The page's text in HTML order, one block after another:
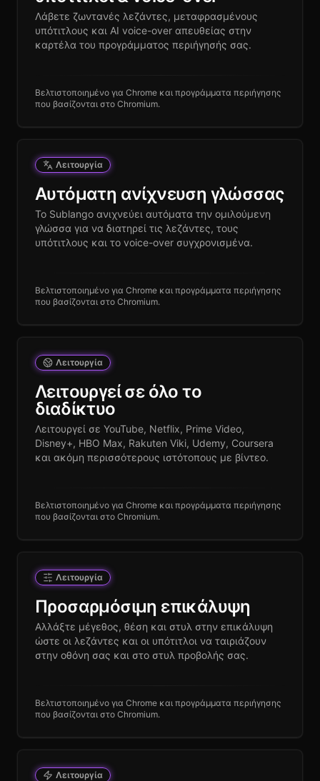
Λάβετε ζωντανές λεζάντες, μεταφρασμένους
υπότιτλους και AI voice-over απευθείας στην
καρτέλα του προγράμματος περιήγησής σας.
Βελτιστοποιημένο για Chrome και προγράμματα περιήγησης
που βασίζονται στο Chromium.
Λειτουργία
Αυτόματη ανίχνευση γλώσσας
Το Sublango ανιχνεύει αυτόματα την ομιλούμενη
γλώσσα για να διατηρεί τις λεζάντες, τους
υπότιτλους και το voice-over συγχρονισμένα.
Βελτιστοποιημένο για Chrome και προγράμματα περιήγησης
που βασίζονται στο Chromium.
Λειτουργία
Λειτουργεί σε όλο το
διαδίκτυο
Λειτουργεί σε YouTube, Netflix, Prime Video,
Disney+, HBO Max, Rakuten Viki, Udemy, Coursera
και ακόμη περισσότερους ιστότοπους με βίντεο.
Βελτιστοποιημένο για Chrome και προγράμματα περιήγησης
που βασίζονται στο Chromium.
Λειτουργία
Προσαρμόσιμη επικάλυψη
Αλλάξτε μέγεθος, θέση και στυλ στην επικάλυψη
ώστε οι λεζάντες και οι υπότιτλοι να ταιριάζουν
στην οθόνη σας και στο στυλ προβολής σας.
Βελτιστοποιημένο για Chrome και προγράμματα περιήγησης
που βασίζονται στο Chromium.
Λειτουργία